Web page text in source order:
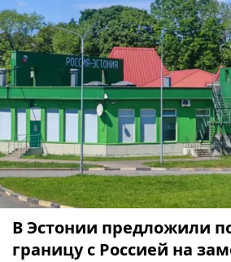
В Эстонии предложили
границу с Россией на